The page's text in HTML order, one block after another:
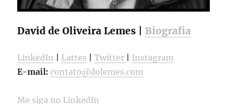
David de Oliveira Lemes |Biografia
LinkedIn Lattes |Twitter
Instagram
E-mail: contato@dolemes.com
Me siga no LinkedIn